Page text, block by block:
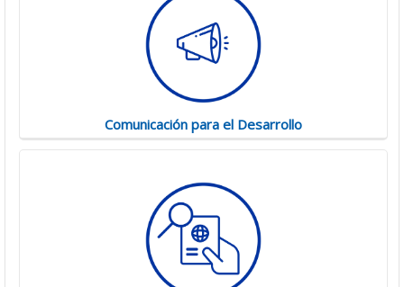
Comunicación para el Desarrollo